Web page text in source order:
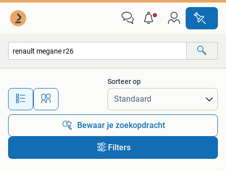
Alle afstanden…
Sorteer op
Bewaar je zoekopdracht
Filters